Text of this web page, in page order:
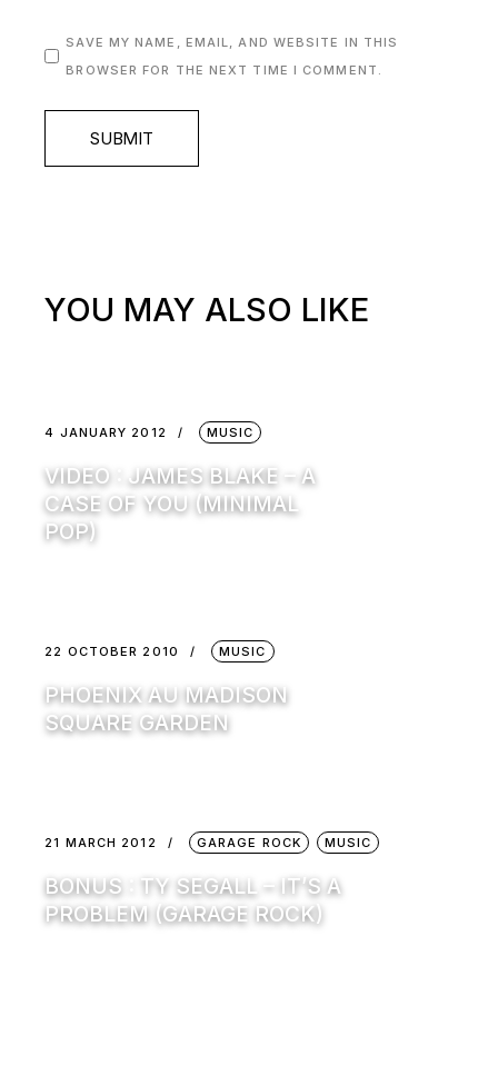
SAVE MY NAME, EMAIL, AND WEBSITE IN THIS
BROWSER FOR THE NEXT TIME I COMMENT.
SUBMIT
YOU MAY ALSO LIKE
4 JANUARY 2012 MUSIC
VIDEO : JAMES BLAKE – A
CASE OF YOU (MINIMAL
POP)
22 OCTOBER 2010 MUSIC
PHOENIX AU MADISON
SQUARE GARDEN
21 MARCH 2012 GARAGE ROCK MUSIC
BONUS : TY SEGALL – IT’S A
PROBLEM (GARAGE ROCK)